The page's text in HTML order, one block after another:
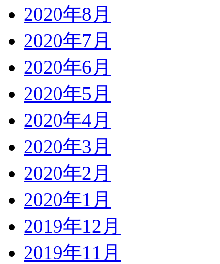
2020年8月
2020年7月
2020年6月
2020年5月
2020年4月
2020年3月
2020年2月
2020年1月
2019年12月
2019年11月